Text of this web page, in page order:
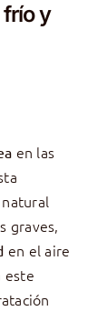
y
en las
graves,
en el aire
este